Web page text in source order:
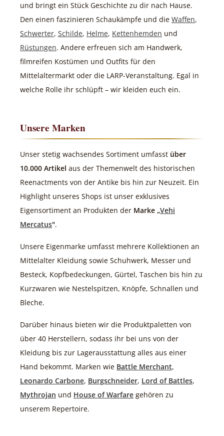
und bringt ein Stück Geschichte zu dir nach Hause.
Den einen faszinieren Schaukämpfe und die Waffen,
Schwerter, Schilde, Helme, Kettenhemden und
Rüstungen. Andere erfreuen sich am Handwerk,
filmreifen Kostümen und Outfits für den
Mittelaltermarkt oder die LARP-Veranstaltung. Egal in
welche Rolle ihr schlüpft – wir kleiden euch ein.
Unsere Marken
Unser stetig wachsendes Sortiment umfasst über
10.000 Artikel aus der Themenwelt des historischen
Reenactments von der Antike bis hin zur Neuzeit. Ein
Highlight unseres Shops ist unser exklusives
Eigensortiment an Produkten der Marke „Vehi
Mercatus".
Unsere Eigenmarke umfasst mehrere Kollektionen an
Mittelalter Kleidung sowie Schuhwerk, Messer und
Besteck, Kopfbedeckungen, Gürtel, Taschen bis hin zu
Kurzwaren wie Nestelspitzen, Knöpfe, Schnallen und
Bleche.
Darüber hinaus bieten wir die Produktpaletten von
über 40 Herstellern, sodass ihr bei uns von der
Kleidung bis zur Lagerausstattung alles aus einer
Hand bekommt. Marken wie Battle Merchant,
Leonardo Carbone, Burgschneider, Lord of Battles,
Mythrojan und House of Warfare gehören zu
unserem Repertoire.